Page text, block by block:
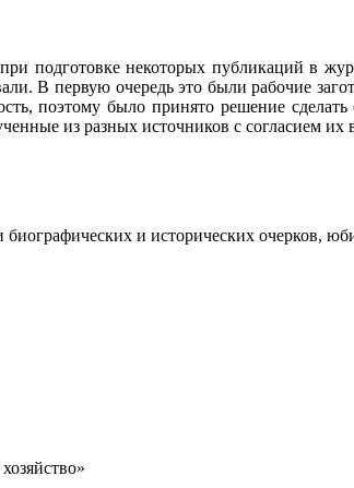
подготовке некоторых публикаций в
В первую очередь это были рабочие
поэтому было принято решение
из разных источников с согласием
и исторических очерков,